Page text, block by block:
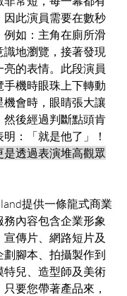
因此演員需要在數秒
例如：主角在廁所滑
地瀏覽，接著發現
的表情。此段演員
機時眼珠上下轉動
會時，眼睛張大讓
後經過判斷點頭肯
：「就是他了」！
透過表演堆高觀眾
提供一條龍式商業
內容包含企業形象
宣傳片、網路短片及
腳本、拍攝製作到
兒、造型師及美術
要您帶著產品來，